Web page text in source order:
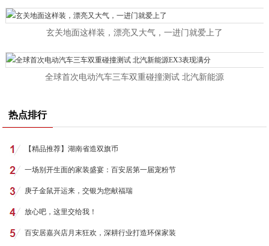
玄关地面这样装，漂亮又大气，一进门就爱上了
全球首次电动汽车三车双重碰撞测试 北汽新能源
热点排行
【精品推荐】湖南省造双旗币
一场别开生面的家装盛宴：百安居第一届宠粉节
庚子金鼠开运来，交银为您献福瑞
放心吧，这里交给我！
百安居嘉兴店月末狂欢，深耕行业打造环保家装